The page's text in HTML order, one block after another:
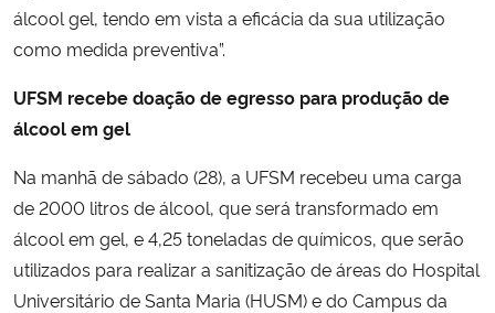
álcool gel, tendo em vista a eficácia da sua utilização
como medida preventiva”.
UFSM recebe doação de egresso para produção de
álcool em gel
Na manhã de sábado (28), a UFSM recebeu uma carga
de 2000 litros de álcool, que será transformado em
álcool em gel, e 4,25 toneladas de químicos, que serão
utilizados para realizar a sanitização de áreas do Hospital
Universitário de Santa Maria (HUSM) e do Campus da